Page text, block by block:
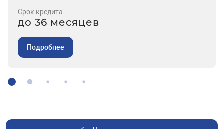
Срок кредита
до 36 месяцев
Подробнее